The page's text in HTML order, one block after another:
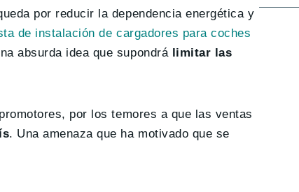
por reducir la dependencia energética y
de instalación de cargadores para coches
absurda idea que supondrá limitar las
por los temores a que las ventas
. Una amenaza que ha motivado que se